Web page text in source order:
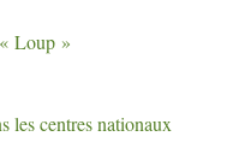
Loup »
les centres nationaux